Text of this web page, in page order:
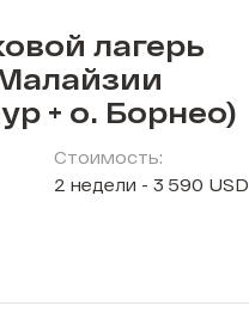
лагерь
+ о. Борнео)
Стоимость:
2 недели - 3 590 USD